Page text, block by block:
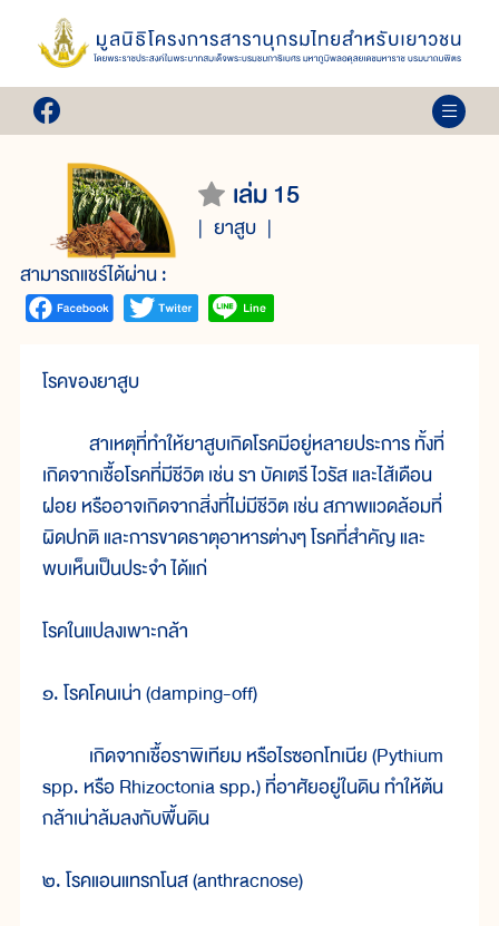
เล่ม 15
ยาสูบ
สามารถแชร์ได้ผ่าน :
โรคของยาสูบ
สาเหตุที่ทำให้ยาสูบเกิดโรคมีอยู่หลายประการ ทั้งที่
เกิดจากเชื้อโรคที่มีชีวิต เช่น รา บัคเตรี ไวรัส และไส้เดือน
ฝอย หรืออาจเกิดจากสิ่งที่ไม่มีชีวิต เช่น สภาพแวดล้อมที่
ผิดปกติ และการขาดธาตุอาหารต่างๆ โรคที่สำคัญ และ
พบเห็นเป็นประจำ ได้แก่
โรคในแปลงเพาะกล้า
๑. โรคโคนเน่า (damping-off)
เกิดจากเชื้อราพิเทียม หรือไรซอกโทเนีย (Pythium
spp. หรือ Rhizoctonia spp.) ที่อาศัยอยู่ในดิน ทำให้ต้น
กล้าเน่าล้มลงกับพื้นดิน
๒. โรคแอนแทรกโนส (anthracnose)